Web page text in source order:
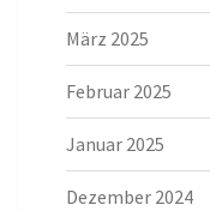
März 2025
Februar 2025
Januar 2025
Dezember 2024